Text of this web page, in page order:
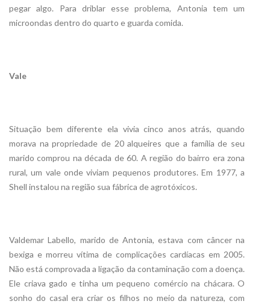
pegar algo. Para driblar esse problema, Antonia tem um
microondas dentro do quarto e guarda comida.
Vale
Situação bem diferente ela vivia cinco anos atrás, quando
morava na propriedade de 20 alqueires que a família de seu
marido comprou na década de 60. A região do bairro era zona
rural, um vale onde viviam pequenos produtores. Em 1977, a
Shell instalou na região sua fábrica de agrotóxicos.
Valdemar Labello, marido de Antonia, estava com câncer na
bexiga e morreu vítima de complicações cardíacas em 2005.
Não está comprovada a ligação da contaminação com a doença.
Ele criava gado e tinha um pequeno comércio na chácara. O
sonho do casal era criar os filhos no meio da natureza, com